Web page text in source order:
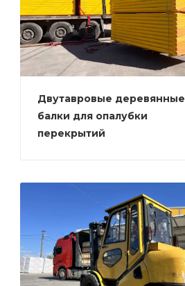
Двутавровые деревянные
балки для опалубки
перекрытий